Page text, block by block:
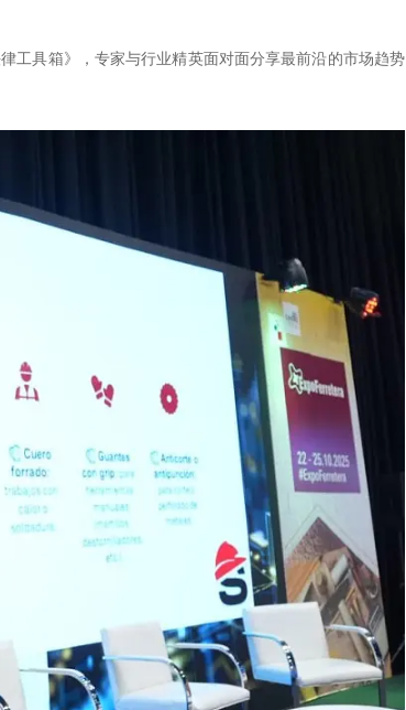
工具箱》，专家与行业精英面对面分享最前沿的市场趋势